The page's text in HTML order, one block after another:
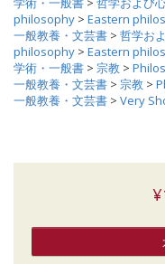
philosophy > Eastern
一般教養・文芸書 > 哲学お
philosophy > Eastern
学術・一般書 > 宗教 >
一般教養・文芸書 > 宗教 >
一般教養・文芸書 > Very